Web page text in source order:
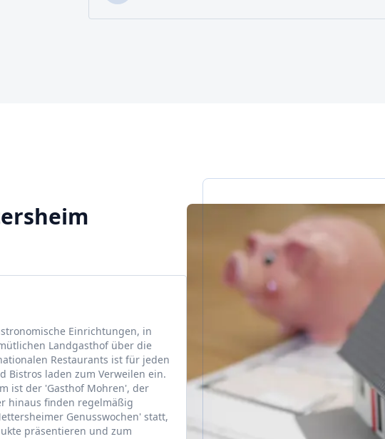
Einrichtungen, in
Landgasthof über die
Restaurants ist für jeden
Bistros laden zum Verweilen ein.
ist der 'Gasthof Mohren', der
hinaus finden regelmäßig
Genusswochen' statt,
präsentieren und zum